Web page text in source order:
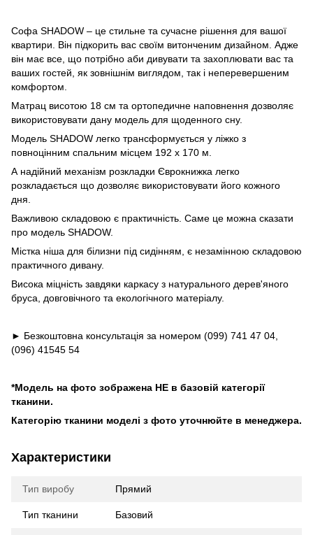
Софа SHADOW – це стильне та сучасне рішення для вашої
квартири. Він підкорить вас своїм витонченим дизайном. Адже
він має все, що потрібно аби дивувати та захоплювати вас та
ваших гостей, як зовнішнім виглядом, так і неперевершеним
комфортом.
Матрац висотою 18 см та ортопедичне наповнення дозволяє
використовувати дану модель для щоденного сну.
Модель SHADOW легко трансформується у ліжко з
повноцінним спальним місцем 192 х 170 м.
А надійний механізм розкладки Єврокнижка легко
розкладається що дозволяє використовувати його кожного
дня.
Важливою складовою є практичність. Саме це можна сказати
про модель SHADOW.
Містка ніша для білизни під сидінням, є незамінною складовою
практичного дивану.
Висока міцність завдяки каркасу з натурального дерев'яного
бруса, довговічного та екологічного матеріалу.
► Безкоштовна консультація за номером (099) 741 47 04,
(096) 41545 54
*Модель на фото зображена НЕ в базовій категорії
тканини.
Категорію тканини моделі з фото уточнюйте в менеджера.
Характеристики
Тип виробу Прямий
Тип тканини Базовий